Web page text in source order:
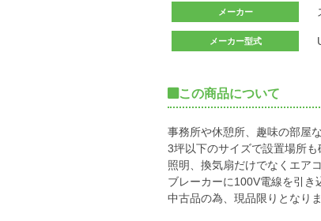
メーカー
メーカー型式
この商品について
事務所や休憩所、趣味の部屋
3坪以下のサイズで設置場所
照明、換気扇だけでなくエア
ブレーカーに100V電線を引き
中古品の為、現品限りとなり